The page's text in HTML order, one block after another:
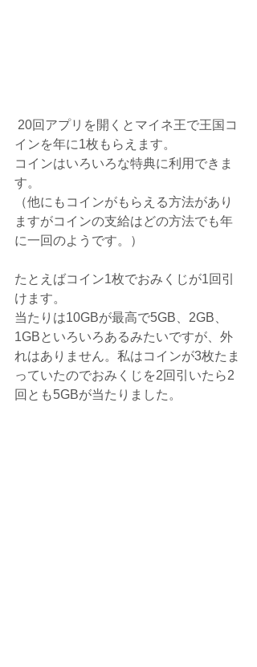
インを年に1枚もらえます。
コインはいろいろな特典に利用できま
す。
（他にもコインがもらえる方法があり
ますがコインの支給はどの方法でも年
に一回のようです。）
たとえばコイン1枚でおみくじが1回引
けます。
当たりは10GBが最高で5GB、2GB、
1GBといろいろあるみたいですが、外
れはありません。私はコインが3枚たま
っていたのでおみくじを2回引いたら2
回とも5GBが当たりました。